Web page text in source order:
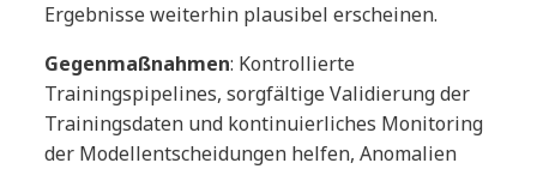
Ergebnisse weiterhin plausibel erscheinen.
Gegenmaßnahmen: Kontrollierte
Trainingspipelines, sorgfältige Validierung der
Trainingsdaten und kontinuierliches Monitoring
der Modellentscheidungen helfen, Anomalien